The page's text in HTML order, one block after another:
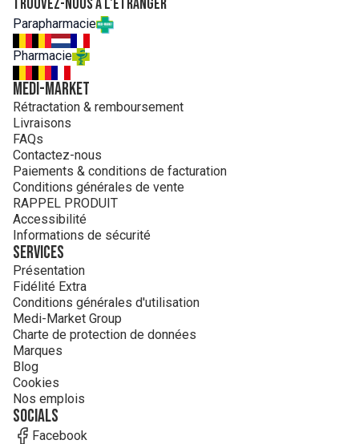
PENTYLENE GLYCOL • BIS-ETHYLHEXYLOXYPHENOL
METHOXYPHENYL TRIAZINE • BUTYL
METHOXYDIBENZOYLMETHANE • ZEA MAYS STARCH /
CORN STARCH • ETHYLHEXYL TRIAZONE • POTASSIUM
CETYL PHOSPHATE • DIISOPROPYL SEBACATE • ORYZA
SATIVA CERA / RICE BRAN WAX • STEARIC ACID •
CERAMIDE NP • CERAMIDE AP • CERAMIDE EOP •
CARBOMER • GLYCERYL STEARATE • CETEARYL ALCOHOL
• TRIETHANOLAMINE • BEHENTRIMONIUM
METHOSULFATE • TRIETHYL CITRATE • SODIUM
HYALURONATE • SODIUM LAUROYL LACTYLATE •
MYRISTIC ACID • CHOLESTEROL • PALMITIC ACID •
TOCOPHEROL • CAPRYLYL GLYCOL • TRISODIUM
ETHYLENEDIAMINE DISUCCINATE • XANTHAN GUM •
PHYTOSPHINGOSINE • ACRYLATES/C1-3 ALKYL
ACRYLATE CROSSPOLYMER • BENZOIC ACID • PEG-1
STEARATE
Trouvez-nous à l'étranger
Parapharmacie
Pharmacie
MEDI-MARKET
Rétractation & remboursement
Livraisons
FAQs
Contactez-nous
Paiements & conditions de facturation
Conditions générales de vente
RAPPEL PRODUIT
Accessibilité
Informations de sécurité
Services
Présentation
Fidélité Extra
Conditions générales d'utilisation
Medi-Market Group
Charte de protection de données
Marques
Blog
Cookies
Nos emplois
Socials
Facebook